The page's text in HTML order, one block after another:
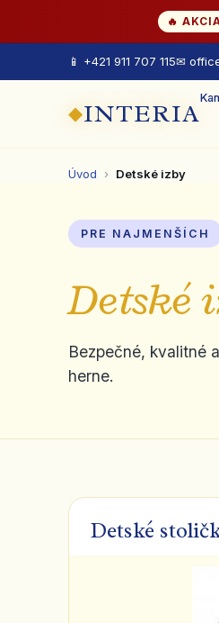
🔥
📱 +421 911 707 115✉
◆INTERIA
Úvod › Detské izby
PRE NAJMENŠÍCH
Detské
Bezpečné, kvalitné
herne.
Detské